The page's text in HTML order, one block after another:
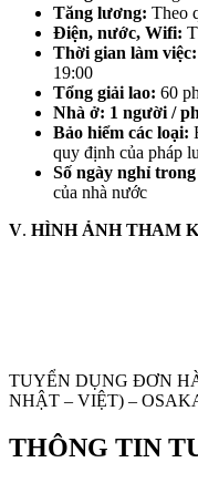
Tăng lương: Theo
Điện, nước, Wifi:
Thời gian làm việc:
19:00
Tổng giải lao: 60
Nhà ở: 1 người /
Bảo hiểm các loại:
quy định của pháp
Số ngày nghỉ
của nhà nước
V. HÌNH ẢNH THAM
TUYỂN DỤNG ĐƠN
NHẬT – VIỆT) –
THÔNG TIN